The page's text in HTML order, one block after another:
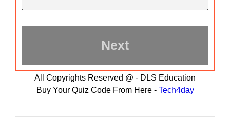
All Copyrights Reserved @ - DLS Education
Buy Your Quiz Code From Here - Tech4day